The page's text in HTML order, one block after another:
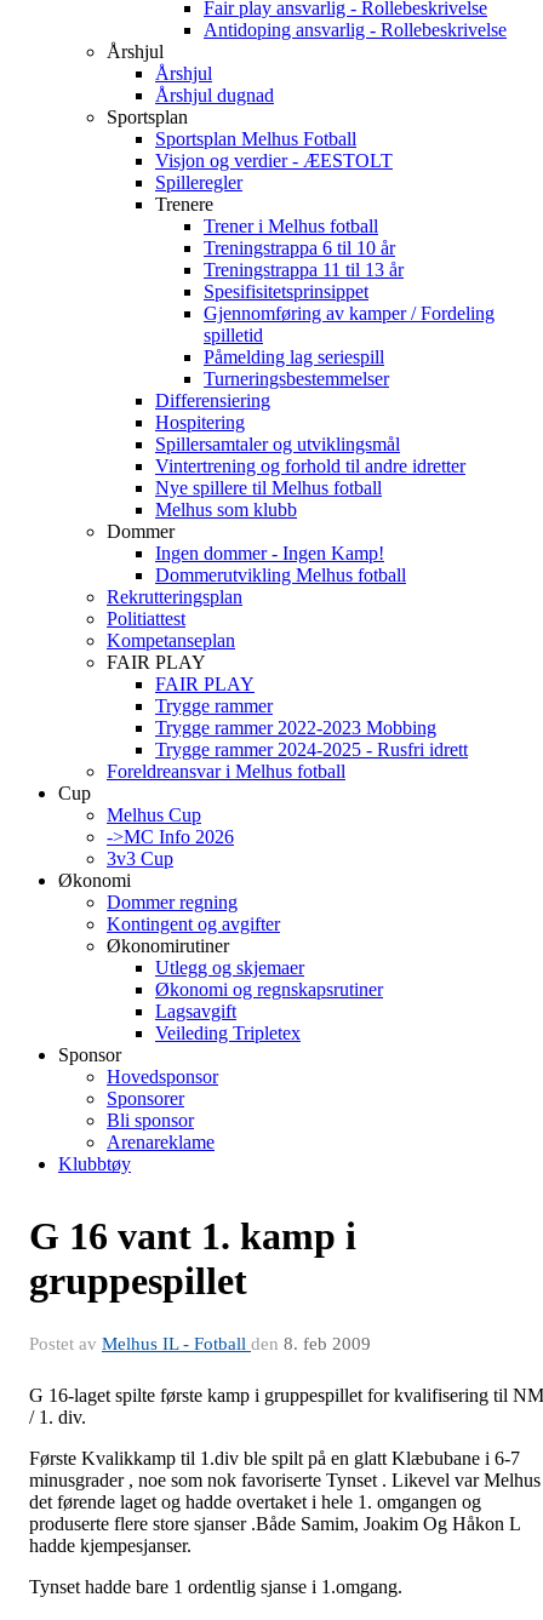
Fair play ansvarlig - Rollebeskrivelse
Antidoping ansvarlig - Rollebeskrivelse
Årshjul
Årshjul
Årshjul dugnad
Sportsplan
Sportsplan Melhus Fotball
Visjon og verdier - ÆESTOLT
Spilleregler
Trenere
Trener i Melhus fotball
Treningstrappa 6 til 10 år
Treningstrappa 11 til 13 år
Spesifisitetsprinsippet
Gjennomføring av kamper / Fordeling
spilletid
Påmelding lag seriespill
Turneringsbestemmelser
Differensiering
Hospitering
Spillersamtaler og utviklingsmål
Vintertrening og forhold til andre idretter
Nye spillere til Melhus fotball
Melhus som klubb
Dommer
Ingen dommer - Ingen Kamp!
Dommerutvikling Melhus fotball
Rekrutteringsplan
Politiattest
Kompetanseplan
FAIR PLAY
FAIR PLAY
Trygge rammer
Trygge rammer 2022-2023 Mobbing
Trygge rammer 2024-2025 - Rusfri idrett
Foreldreansvar i Melhus fotball
Cup
Melhus Cup
->MC Info 2026
3v3 Cup
Økonomi
Dommer regning
Kontingent og avgifter
Økonomirutiner
Utlegg og skjemaer
Økonomi og regnskapsrutiner
Lagsavgift
Veileding Tripletex
Sponsor
Hovedsponsor
Sponsorer
Bli sponsor
Arenareklame
Klubbtøy
G 16 vant 1. kamp i
gruppespillet
Postet av Melhus IL - Fotball den 8. feb 2009
G 16-laget spilte første kamp i gruppespillet for kvalifisering til NM
/ 1. div.
Første Kvalikkamp til 1.div ble spilt på en glatt Klæbubane i 6-7
minusgrader , noe som nok favoriserte Tynset . Likevel var Melhus
det førende laget og hadde overtaket i hele 1. omgangen og
produserte flere store sjanser .Både Samim, Joakim Og Håkon L
hadde kjempesjanser.
Tynset hadde bare 1 ordentlig sjanse i 1.omgang.